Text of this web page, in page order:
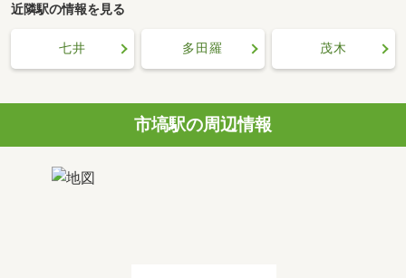
近隣駅の情報を見る
七井 多田羅 茂木
市塙駅の周辺情報